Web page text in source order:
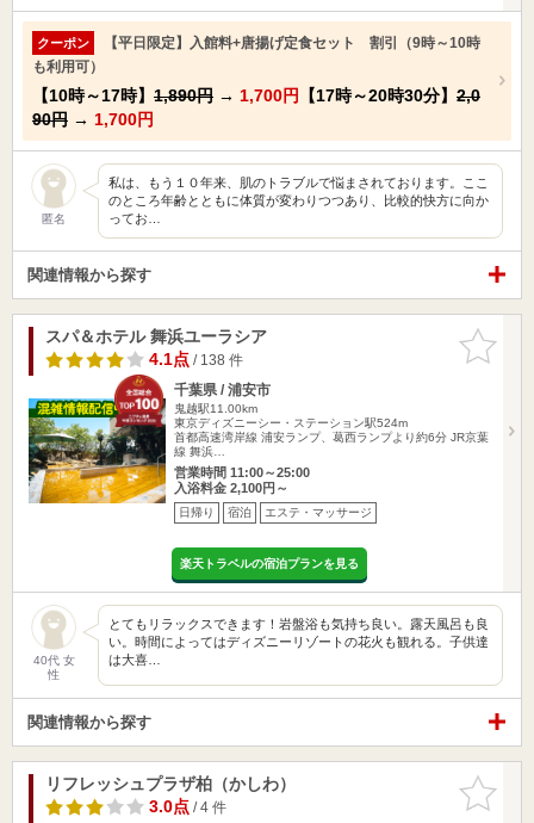
クーポン
【平日限定】入館料+唐揚げ定食セット 割引（9時～10時
も利用可）
【10時～17時】 1,890円 → 1,700円 【17時～20時30分】 2,0
90円 → 1,700円
匿名
私は、もう１０年来、肌のトラブルで悩まされております。ここ
のところ年齢とともに体質が変わりつつあり、比較的快方に向か
ってお…
関連情報から探す
お気に入
りに追加
スパ＆ホテル 舞浜ユーラシア
4.1点/ 138 件
千葉県 / 浦安市
鬼越駅11.00km
東京ディズニーシー・ステーション駅524m
首都高速湾岸線 浦安ランプ、葛西ランプより約6分 JR京葉
線 舞浜…
営業時間 11:00～25:00
入浴料金 2,100円～
日帰り 宿泊 エステ・マッサージ
楽天トラベルの宿泊プランを見る
40代 女
性
とてもリラックスできます！岩盤浴も気持ち良い。露天風呂も良
い。時間によってはディズニーリゾートの花火も観れる。子供達
は大喜…
関連情報から探す
お気に入
りに追加
リフレッシュプラザ柏（かしわ）
3.0点/ 4 件